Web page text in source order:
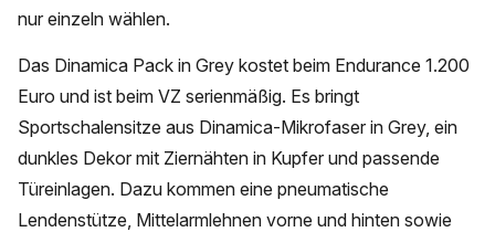
nur einzeln wählen.
Das Dinamica Pack in Grey kostet beim Endurance 1.200
Euro und ist beim VZ serienmäßig. Es bringt
Sportschalensitze aus Dinamica-Mikrofaser in Grey, ein
dunkles Dekor mit Ziernähten in Kupfer und passende
Türeinlagen. Dazu kommen eine pneumatische
Lendenstütze, Mittelarmlehnen vorne und hinten sowie